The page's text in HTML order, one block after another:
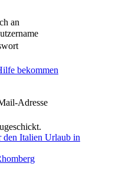
an
bekommen
Adresse
Italien Urlaub in